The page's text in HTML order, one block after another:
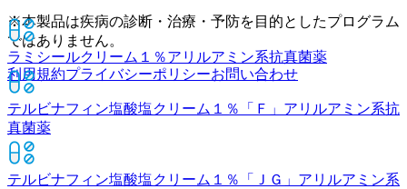
ラミシールクリーム１％アリルアミン系抗真菌薬
テルビナフィン塩酸塩クリーム１％「Ｆ」 アリルアミン系抗
真菌薬
テルビナフィン塩酸塩クリーム１％「ＪＧ」 アリルアミン系
※本製品は疾病の診断・治療・予防を目的としたプログラム
ではありません。
利用規約プライバシーポリシーお問い合わせ